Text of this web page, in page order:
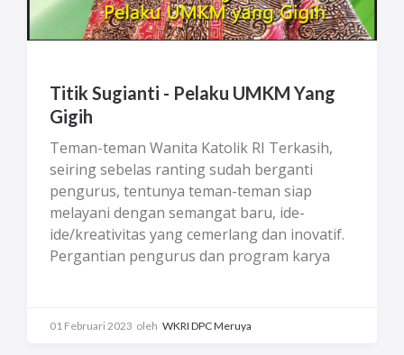
Titik Sugianti - Pelaku UMKM Yang
Gigih
Teman-teman Wanita Katolik RI Terkasih,
seiring sebelas ranting sudah berganti
pengurus, tentunya teman-teman siap
melayani dengan semangat baru, ide-
ide/kreativitas yang cemerlang dan inovatif.
Pergantian pengurus dan program karya
Pengurus periode sebelumnya.Kasih,
01 Februari 2023 oleh WKRI DPC Meruya